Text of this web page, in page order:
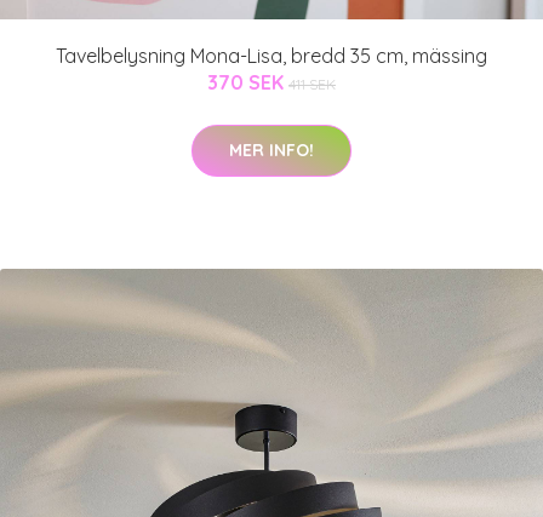
Tavelbelysning Mona-Lisa, bredd 35 cm, mässing
370 SEK 411 SEK
MER INFO!